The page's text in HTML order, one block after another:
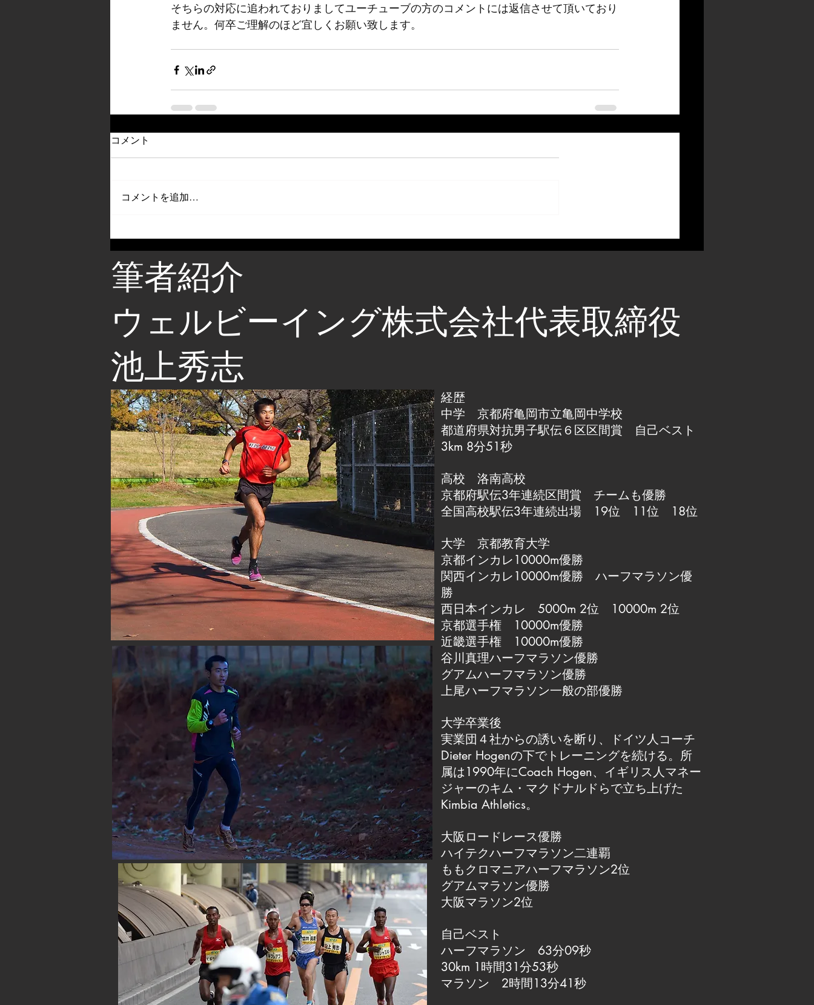
そちらの対応に追われておりましてユーチューブの方のコメントには返信させて頂いており
ません。何卒ご理解のほど宜しくお願い致します。
コメント
コメントを追加…
筆者紹介
​ウェルビーイング株式会社代表取締役
池上秀志
経歴
中学 京都府亀岡市立亀岡中学校
都道府県対抗男子駅伝６区区間賞 自己ベスト
3km 8分51秒
高校 洛南高校
京都府駅伝3年連続区間賞 チームも優勝
全国高校駅伝3年連続出場 19位 11位 18位
大学 京都教育大学
京都インカレ10000m優勝
関西インカレ10000m優勝 ハーフマラソン優
勝
西日本インカレ 5000m 2位 10000m 2位
京都選手権 10000m優勝
近畿選手権 10000m優勝
谷川真理ハーフマラソン優勝
グアムハーフマラソン優勝
上尾ハーフマラソン一般の部優勝
大学卒業後
実業団４社からの誘いを断り、ドイツ人コーチ
Dieter Hogenの下でトレーニングを続ける。所
属は1990年にCoach Hogen、イギリス人マネー
ジャーのキム・マクドナルドらで立ち上げた
Kimbia Athletics。
大阪ロードレース優勝
ハイテクハーフマラソン二連覇
ももクロマニアハーフマラソン2位
グアムマラソン優勝
大阪マラソン2位
自己ベスト
ハーフマラソン 63分09秒
30km 1時間31分53秒
マラソン 2時間13分41秒